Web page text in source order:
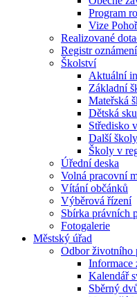
Program
Vize
Realizované
Registr oznámení
Školství
Aktuální
Základní
Mateřská
Dětská
Středisko
Další školy
Školy v
Úřední deska
Volná pracovní
Vítání občánků
Výběrová řízení
Sbírka právních
Fotogalerie
Městský úřad
Odbor životního
Informace
Kalendář
Sběrný